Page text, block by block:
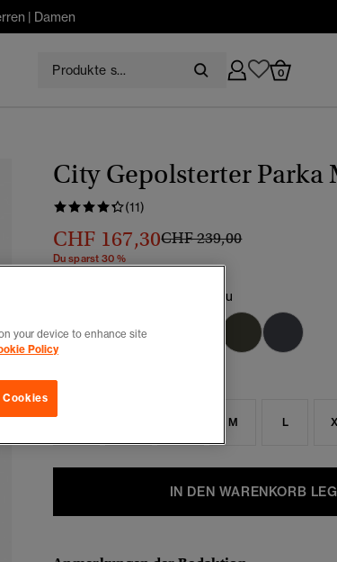
| Damen
0
City Gepolsterter Parka
(11)
CHF 167,30Preis wurde reduziert von
CHF 239,00bis
Du sparst 30 %
mitternacht marineblau
Auswählen Größe:
M L
IN DEN WARENKORB
your device to enhance site
Policy